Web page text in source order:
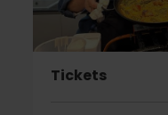
Tickets